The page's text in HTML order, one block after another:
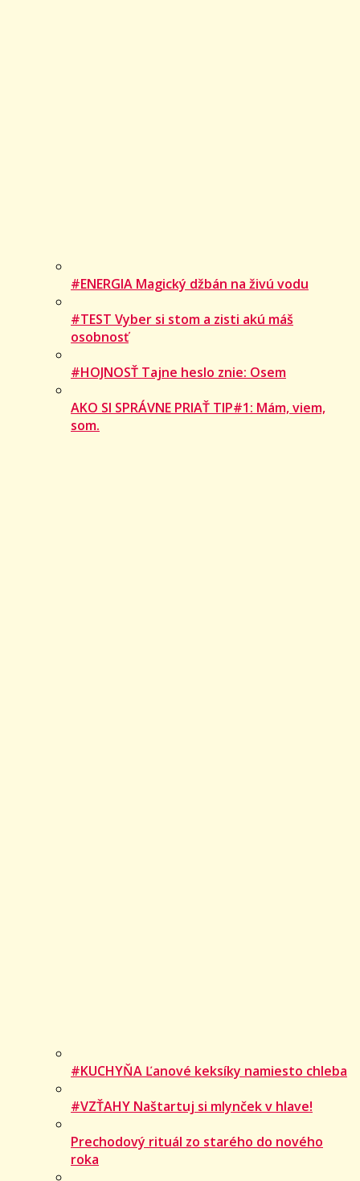
#ENERGIA Magický džbán na živú vodu
#TEST Vyber si stom a zisti akú máš
osobnosť
#HOJNOSŤ Tajne heslo znie: Osem
AKO SI SPRÁVNE PRIAŤ TIP#1: Mám, viem,
som.
#KUCHYŇA Ľanové keksíky namiesto chleba
#VZŤAHY Naštartuj si mlynček v hlave!
Prechodový rituál zo starého do nového
roka